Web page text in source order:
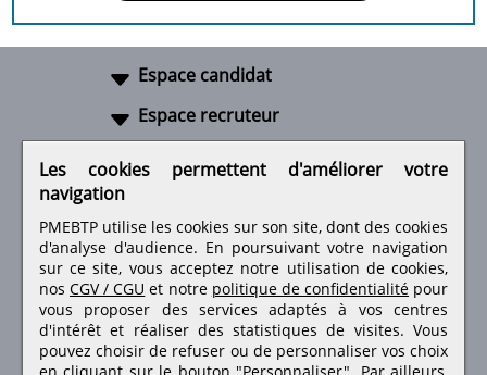
Espace candidat
Espace recruteur
Retrouvez-nous sur les réseaux sociaux
Les cookies permettent d'améliorer votre
navigation
PMEBTP utilise les cookies sur son site, dont des cookies
d'analyse d'audience. En poursuivant votre navigation
sur ce site, vous acceptez notre utilisation de cookies,
nos CGV / CGU et notre politique de confidentialité pour
vous proposer des services adaptés à vos centres
d'intérêt et réaliser des statistiques de visites.Vous
pouvez choisir de refuser ou de personnaliser vos choix